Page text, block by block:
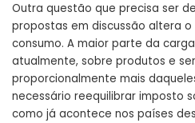
Outra questão que precisa ser
propostas em discussão altera
consumo. A maior parte da
atualmente, sobre produtos e
proporcionalmente mais
necessário reequilibrar imposto
como já acontece nos países